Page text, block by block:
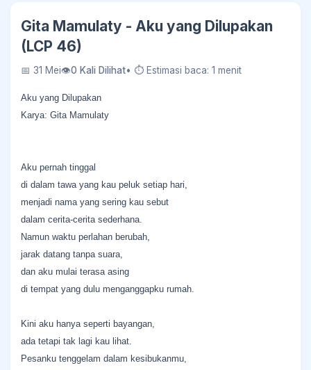
Gita Mamulaty - Aku yang Dilupakan
(LCP 46)
📅 31 Mei👁0 Kali Dilihat• ⏱ Estimasi baca: 1 menit
Aku yang Dilupakan
Karya: Gita Mamulaty
Aku pernah tinggal
di dalam tawa yang kau peluk setiap hari,
menjadi nama yang sering kau sebut
dalam cerita-cerita sederhana.
Namun waktu perlahan berubah,
jarak datang tanpa suara,
dan aku mulai terasa asing
di tempat yang dulu menganggapku rumah.
Kini aku hanya seperti bayangan,
ada tetapi tak lagi kau lihat.
Pesanku tenggelam dalam kesibukanmu,